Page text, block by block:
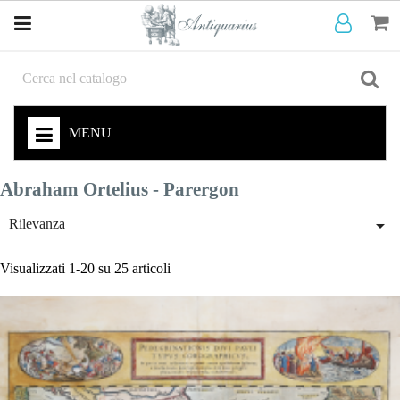
MENU
Abraham Ortelius - Parergon
Rilevanza 
Visualizzati 1-20 su 25 articoli